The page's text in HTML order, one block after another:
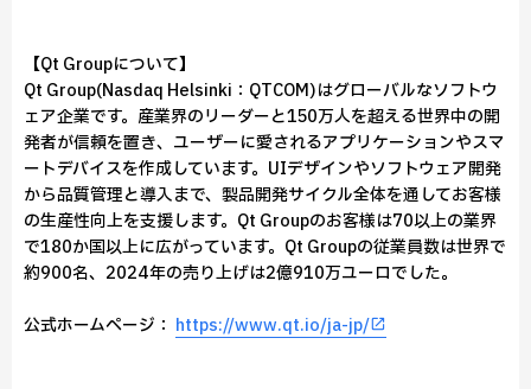
【Qt Groupについて】
Qt Group(Nasdaq Helsinki：QTCOM)はグローバルなソフトウ
ェア企業です。産業界のリーダーと150万人を超える世界中の開
発者が信頼を置き、ユーザーに愛されるアプリケーションやスマ
ートデバイスを作成しています。UIデザインやソフトウェア開発
から品質管理と導入まで、製品開発サイクル全体を通してお客様
の生産性向上を支援します。Qt Groupのお客様は70以上の業界
で180か国以上に広がっています。Qt Groupの従業員数は世界で
約900名、2024年の売り上げは2億910万ユーロでした。
公式ホームページ： https://www.qt.io/ja-jp/